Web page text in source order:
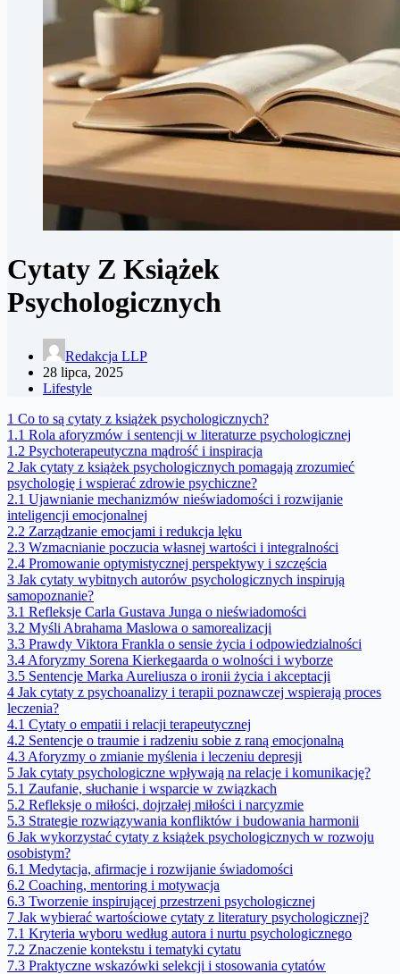
Cytaty Z Książek
Psychologicznych
Redakcja LLP
28 lipca, 2025
Lifestyle
1 Co to są cytaty z książek psychologicznych?
1.1 Rola aforyzmów i sentencji w literaturze psychologicznej
1.2 Psychoterapeutyczna mądrość i inspiracja
2 Jak cytaty z książek psychologicznych pomagają zrozumieć
psychologię i wspierać zdrowie psychiczne?
2.1 Ujawnianie mechanizmów nieświadomości i rozwijanie
inteligencji emocjonalnej
2.2 Zarządzanie emocjami i redukcja lęku
2.3 Wzmacnianie poczucia własnej wartości i integralności
2.4 Promowanie optymistycznej perspektywy i szczęścia
3 Jak cytaty wybitnych autorów psychologicznych inspirują
samopoznanie?
3.1 Refleksje Carla Gustava Junga o nieświadomości
3.2 Myśli Abrahama Maslowa o samorealizacji
3.3 Prawdy Viktora Frankla o sensie życia i odpowiedzialności
3.4 Aforyzmy Sorena Kierkegaarda o wolności i wyborze
3.5 Sentencje Marka Aureliusza o ironii życia i akceptacji
4 Jak cytaty z psychoanalizy i terapii poznawczej wspierają proces
leczenia?
4.1 Cytaty o empatii i relacji terapeutycznej
4.2 Sentencje o traumie i radzeniu sobie z raną emocjonalną
4.3 Aforyzmy o zmianie myślenia i leczeniu depresji
5 Jak cytaty psychologiczne wpływają na relacje i komunikację?
5.1 Zaufanie, słuchanie i wsparcie w związkach
5.2 Refleksje o miłości, dojrzałej miłości i narcyzmie
5.3 Strategie rozwiązywania konfliktów i budowania harmonii
6 Jak wykorzystać cytaty z książek psychologicznych w rozwoju
osobistym?
6.1 Medytacja, afirmacje i rozwijanie świadomości
6.2 Coaching, mentoring i motywacja
6.3 Tworzenie inspirującej przestrzeni psychologicznej
7 Jak wybierać wartościowe cytaty z literatury psychologicznej?
7.1 Kryteria wyboru według autora i nurtu psychologicznego
7.2 Znaczenie kontekstu i tematyki cytatu
7.3 Praktyczne wskazówki selekcji i stosowania cytatów